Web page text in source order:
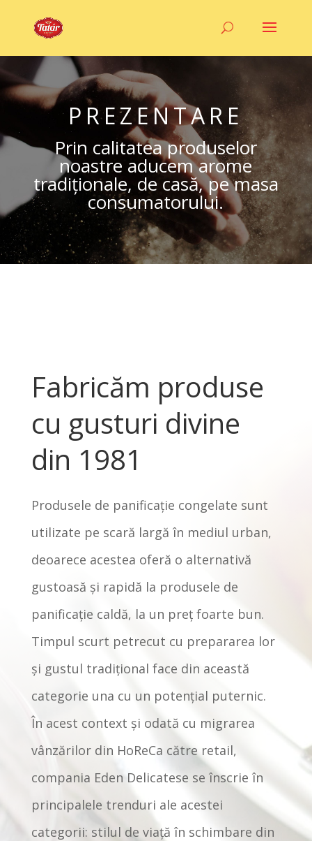
PREZENTARE
Prin calitatea produselor
noastre aducem arome
tradiționale, de casă, pe masa
consumatorului.
Fabricăm produse
cu gusturi divine
din 1981
Produsele de panificaţie congelate sunt
utilizate pe scară largă în mediul urban,
deoarece acestea oferă o alternativă
gustoasă şi rapidă la produsele de
panificaţie caldă, la un preţ foarte bun.
Timpul scurt petrecut cu prepararea lor
și gustul tradițional face din această
categorie una cu un potențial puternic.
În acest context şi odată cu migrarea
vânzărilor din HoReCa către retail,
compania Eden Delicatese se înscrie în
principalele trenduri ale acestei
categorii: stilul de viaţă în schimbare din